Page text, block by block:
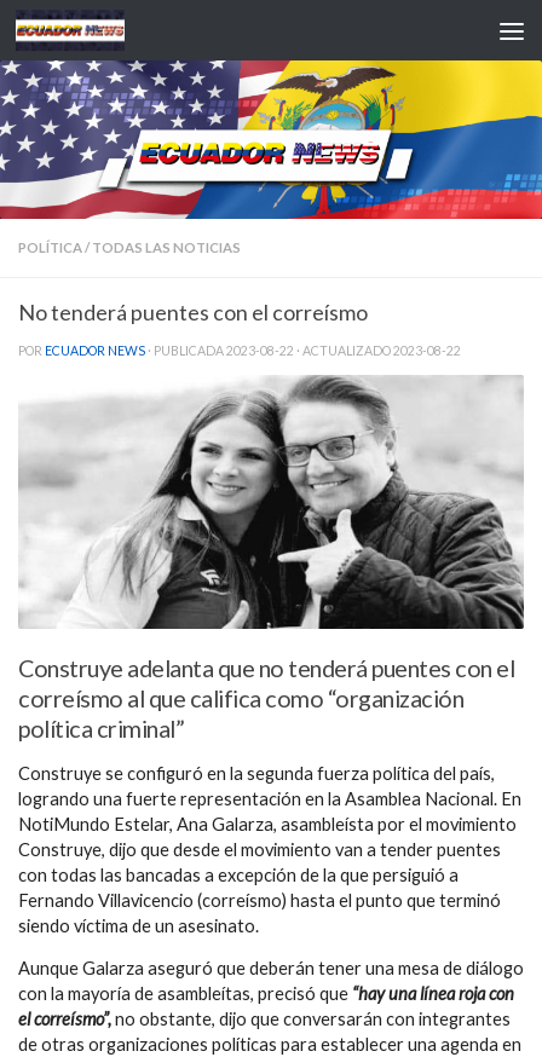
Saltar al contenido
POLÍTICA/ TODAS LAS NOTICIAS
No tenderá puentes con el correísmo
POR ECUADOR NEWS · PUBLICADA2023-08-22 · ACTUALIZADO2023-08-22
Construye adelanta que no tenderá puentes con el
correísmo al que califica como “organización
política criminal”
Construye se configuró en la segunda fuerza política del país,
logrando una fuerte representación en la Asamblea Nacional. En
NotiMundo Estelar, Ana Galarza, asambleísta por el movimiento
Construye, dijo que desde el movimiento van a tender puentes
con todas las bancadas a excepción de la que persiguió a
Fernando Villavicencio (correísmo) hasta el punto que terminó
siendo víctima de un asesinato.
Aunque Galarza aseguró que deberán tener una mesa de diálogo
con la mayoría de asambleítas, precisó que “hay una línea roja con
el correísmo”,no obstante, dijo que conversarán con integrantes
de otras organizaciones políticas para establecer una agenda en